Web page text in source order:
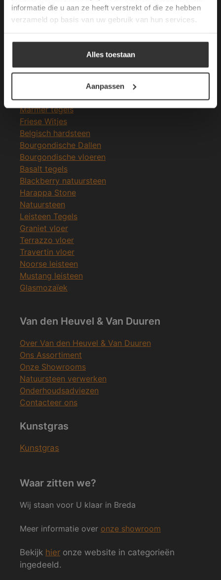
informatie die u aan ze heeft verstrekt of die ze hebben
verzameld op basis van uw gebruik van hun services.
Alles toestaan
Aanpassen
Natuursteen vloeren
Terrastegels
Leisteen terrastegels
Marmer vloer
Marmer tegels
Friese Witjes
Belgisch hardsteen
Bourgondische Dallen
Bourgondische vloeren
Basalt tegels
Blackberry natuursteen
Harappa Stone
Natuursteen
Leisteen Tegels
Graniet vloer
Terrazzo vloer
Travertin vloer
Noorse leisteen
Mustang leisteen
Glasmozaïek
Van den Heuvel & Van Duuren
Over Van den Heuvel & Van Duuren
Ons Assortiment
Onze Showrooms
Natuursteen verwerken
Onderhoudsadviezen
Contacteer ons
Kunstgras
Kunstgras
Waar zitten we?
Wij staan voor U klaar in Breda
Meer informatie over onze showroom
Bekijk hier onze website in categorieën
ingedeeld.
ALLES ACCEPTEREN
ALLES AFWIJZEN
DETAILS WEERGEVEN